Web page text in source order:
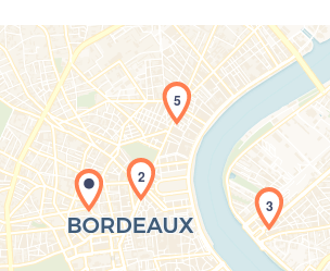
Chargement de la carte en cours...
2
3
5